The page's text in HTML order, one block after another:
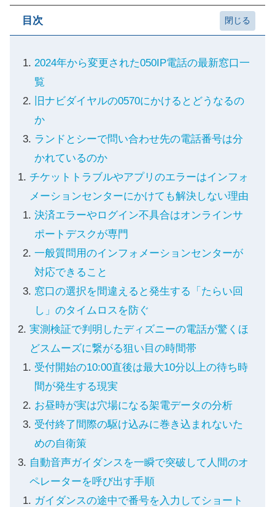
目次
2024年から変更された050IP電話の最新窓口一
覧
旧ナビダイヤルの0570にかけるとどうなるの
か
ランドとシーで問い合わせ先の電話番号は分
かれているのか
チケットトラブルやアプリのエラーはインフォ
メーションセンターにかけても解決しない理由
決済エラーやログイン不具合はオンラインサ
ポートデスクが専門
一般質問用のインフォメーションセンターが
対応できること
窓口の選択を間違えると発生する「たらい回
し」のタイムロスを防ぐ
実測検証で判明したディズニーの電話が驚くほ
どスムーズに繋がる狙い目の時間帯
受付開始の10:00直後は最大10分以上の待ち時
間が発生する現実
お昼時が実は穴場になる架電データの分析
受付終了間際の駆け込みに巻き込まれないた
めの自衛策
自動音声ガイダンスを一瞬で突破して人間のオ
ペレーターを呼び出す手順
ガイダンスの途中で番号を入力してショート